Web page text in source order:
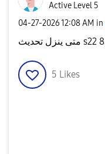
Active Level 5
‎04-27-202612:08 AM in
5 Likes